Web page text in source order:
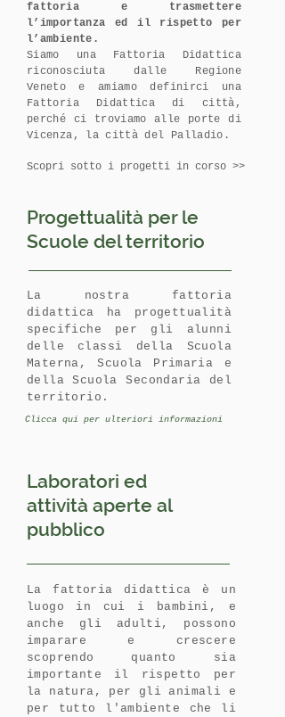
La nostra fattoria
didattica ha progettualità
specifiche per gli alunni
delle classi della Scuola
Materna, Scuola Primaria e
della Scuola Secondaria del
territorio.
Progettualità per le
Scuole del territorio
fattoria e trasmettere
l’importanza ed il rispetto per
l’ambiente.
Siamo una Fattoria Didattica
riconosciuta dalle Regione
Veneto e amiamo definirci una
Fattoria Didattica di città,
perché ci troviamo alle porte di
Vicenza, la città del Palladio.
Scopri sotto i progetti in corso >>
Clicca qui per ulteriori informazioni
La fattoria didattica è un
luogo in cui i bambini, e
anche gli adulti, possono
imparare e crescere
scoprendo quanto sia
importante il rispetto per
la natura, per gli animali e
per tutto l'ambiente che li
Laboratori ed
attività aperte al
pubblico